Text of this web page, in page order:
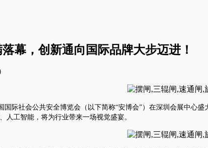
幕，创新通向国际品牌大步迈进！
国际社会公共安全博览会（以下简称“安博会”）在深圳会展中心
人工智能，将为行业带来一场视觉盛宴。